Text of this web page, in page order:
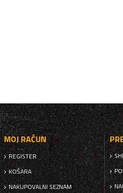
MOJ RAČUN
REGISTER
KOŠARA
NAKUPOVALNI SEZNAM